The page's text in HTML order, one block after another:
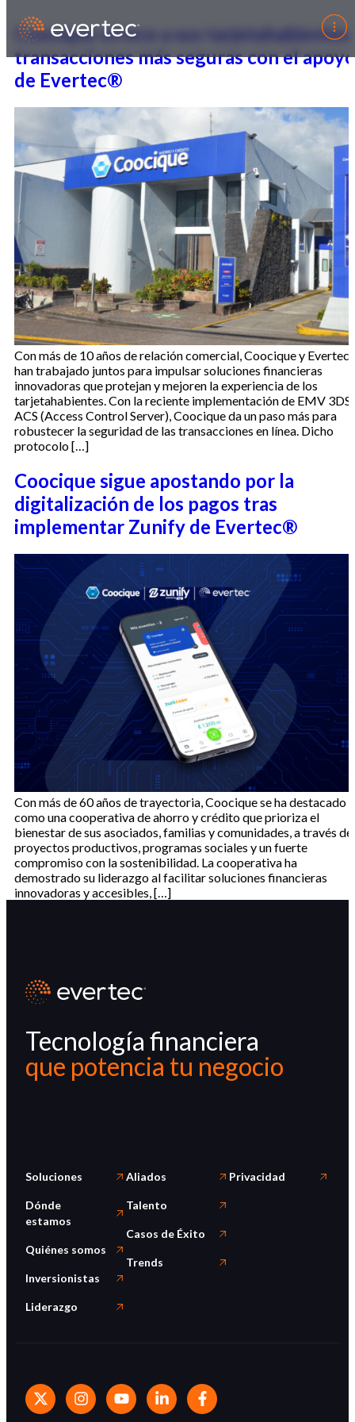
Coocique ofrece a sus tarjetahabientes
transacciones más seguras con el apoyo
de Evertec®
Con más de 10 años de relación comercial, Coocique y Evertec
han trabajado juntos para impulsar soluciones financieras
innovadoras que protejan y mejoren la experiencia de los
tarjetahabientes. Con la reciente implementación de EMV 3DS
ACS (Access Control Server), Coocique da un paso más para
robustecer la seguridad de las transacciones en línea. Dicho
protocolo […]
Coocique sigue apostando por la
digitalización de los pagos tras
implementar Zunify de Evertec®
Con más de 60 años de trayectoria, Coocique se ha destacado
como una cooperativa de ahorro y crédito que prioriza el
bienestar de sus asociados, familias y comunidades, a través de
proyectos productivos, programas sociales y un fuerte
compromiso con la sostenibilidad. La cooperativa ha
demostrado su liderazgo al facilitar soluciones financieras
innovadoras y accesibles, […]
Tecnología financiera
que potencia tu negocio
Soluciones
Dónde
estamos
Quiénes somos
Inversionistas
Liderazgo
Aliados
Talento
Casos de Éxito
Trends
Privacidad